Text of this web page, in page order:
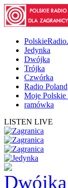
Jedynka
Dwójka
Trójka
Czwórka
Radio Poland
Moje Polskie
ramówka
LISTEN LIVE